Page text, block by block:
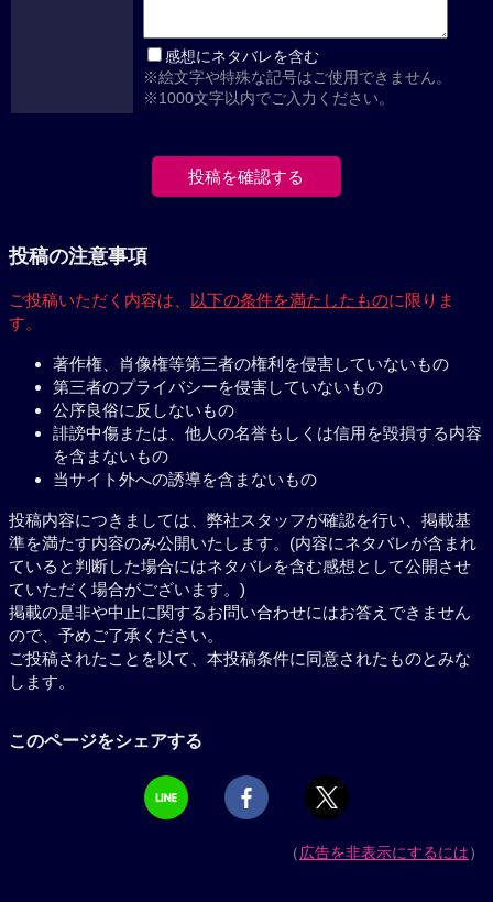
感想にネタバレを含む
※絵文字や特殊な記号はご使用できません。
※1000文字以内でご入力ください。
投稿の注意事項
ご投稿いただく内容は、 以下の条件を満たしたものに限りま
す。
著作権、肖像権等第三者の権利を侵害していないもの
第三者のプライバシーを侵害していないもの
公序良俗に反しないもの
誹謗中傷または、他人の名誉もしくは信用を毀損する内容
を含まないもの
当サイト外への誘導を含まないもの
投稿内容につきましては、弊社スタッフが確認を行い、掲載基
準を満たす内容のみ公開いたします。(内容にネタバレが含まれ
ていると判断した場合にはネタバレを含む感想として公開させ
ていただく場合がございます。)
掲載の是非や中止に関するお問い合わせにはお答えできません
ので、予めご了承ください。
ご投稿されたことを以て、本投稿条件に同意されたものとみな
します。
このページをシェアする
（広告を非表示にするには）